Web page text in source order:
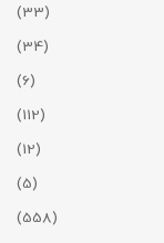
(33)
(34)
(6)
(112)
(12)
(5)
(558)